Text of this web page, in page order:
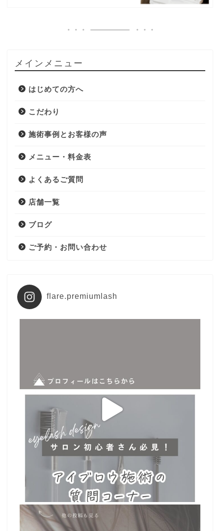
メインメニュー
はじめての方へ
こだわり
施術事例とお客様の声
メニュー・料金表
よくあるご質問
店舗一覧
ブログ
ご予約・お問い合わせ
flare.premiumlash